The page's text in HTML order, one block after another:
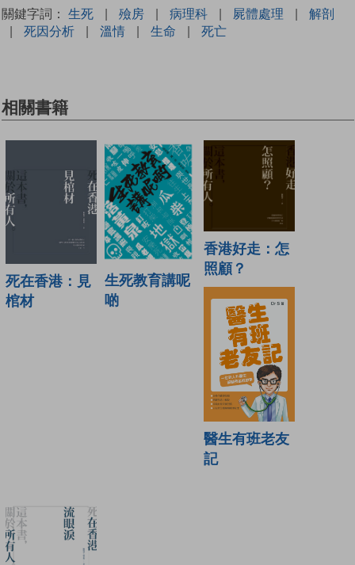
關鍵字詞： 生死 | 殮房 | 病理科 | 屍體處理 |
解剖
|
死因分析 | 溫情 | 生命 | 死亡
相關書籍
死在香港：見
棺材
生死教育講呢
啲
香港好走：怎
照顧？
醫生有班老友
記